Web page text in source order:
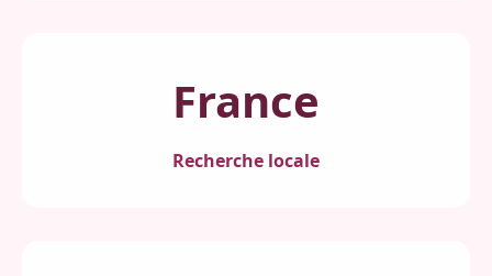
France
Recherche locale